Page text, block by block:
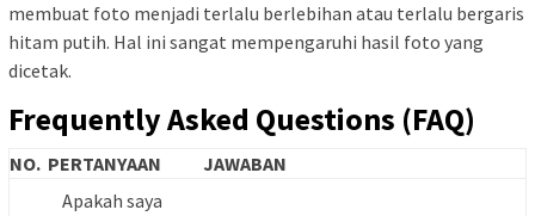
membuat foto menjadi terlalu berlebihan atau terlalu bergaris
hitam putih. Hal ini sangat mempengaruhi hasil foto yang
dicetak.
Frequently Asked Questions (FAQ)
NO. PERTANYAAN JAWABAN
Apakah saya